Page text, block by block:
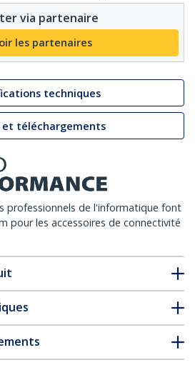
via partenaire
les partenaires
techniques
et téléchargements
professionnels de l'informatique font
pour les accessoires de connectivité